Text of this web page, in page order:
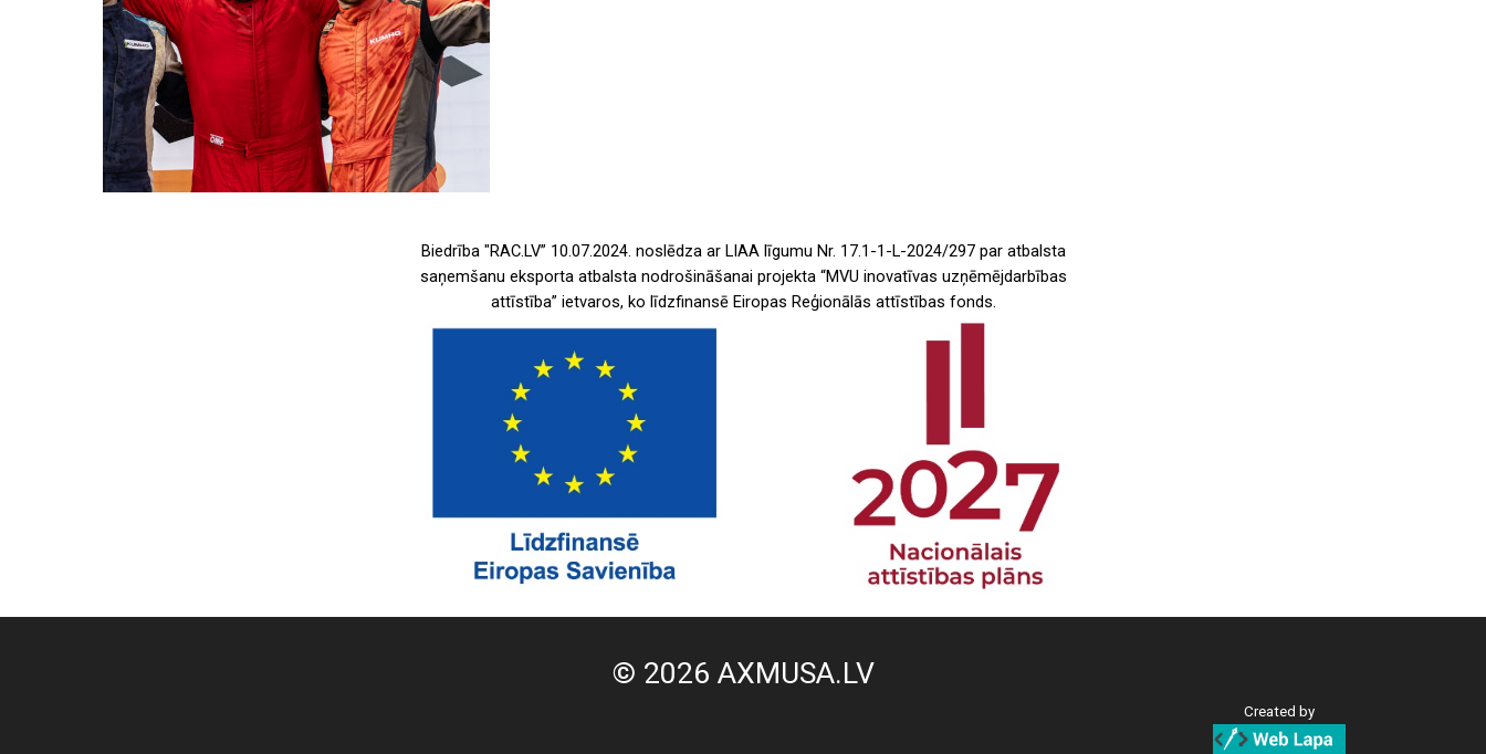
Biedrība "RAC.LV” 10.07.2024. noslēdza ar LIAA līgumu Nr. 17.1-1-L-2024/297 par atbalsta
saņemšanu eksporta atbalsta nodrošināšanai projekta “MVU inovatīvas uzņēmējdarbības
attīstība” ietvaros, ko līdzfinansē Eiropas Reģionālās attīstības fonds.
© 2026 AXMUSA.LV
Created by